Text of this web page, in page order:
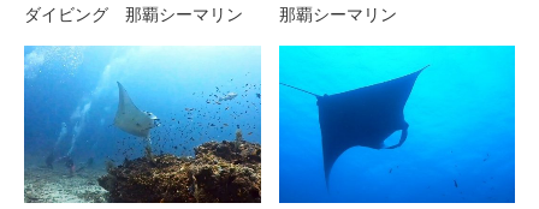
ダイビング 那覇シーマリン
那覇シーマリン